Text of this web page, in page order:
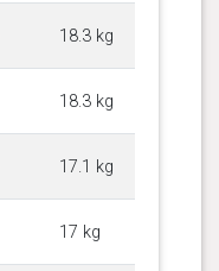
18.3 kg
18.3 kg
17.1 kg
17 kg